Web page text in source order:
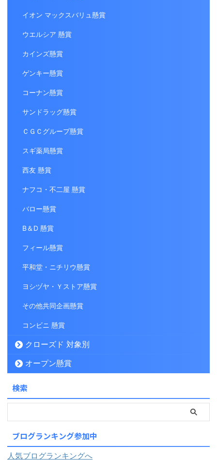
イオン マックスバリュ懸賞
ウエルシア 懸賞
カインズ懸賞
ゲンキー懸賞
コーナン懸賞
サンドラッグ懸賞
ＣＧＣグループ懸賞
スギ薬局懸賞
西友 懸賞
ナフコ・不二屋 懸賞
バロー懸賞
B＆D 懸賞
フィール懸賞
平和堂・ニチリウ懸賞
ヨシヅヤ・Ｙストア懸賞
その他共同企画懸賞
コンビニ 懸賞
クローズド 対象別
オープン懸賞
検索
ブログランキング参加中
人気ブログランキングへ